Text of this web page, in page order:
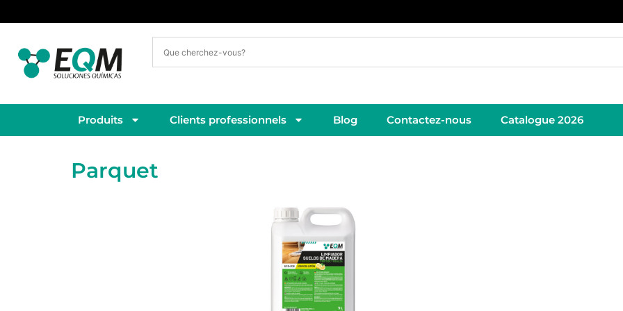
Livraison sous 3 à 5 jours ouvrés
Produits Clients professionnels Blog Contactez-nous Catalogue 2026
Parquet